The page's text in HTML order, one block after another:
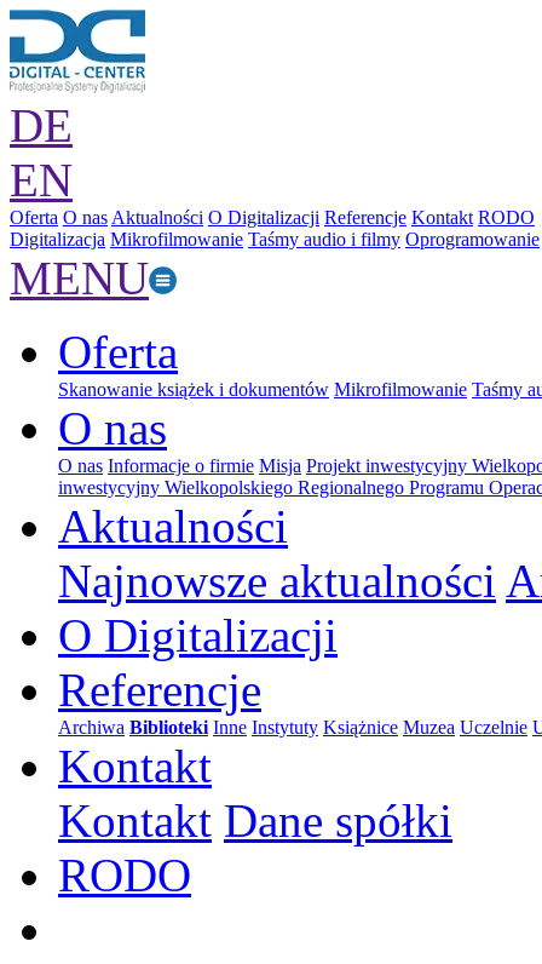
DE
EN
Oferta O nas Aktualności O Digitalizacji Referencje Kontakt RODO
Digitalizacja Mikrofilmowanie Taśmy audio i filmy Oprogramowanie
MENU
Oferta
Skanowanie książek i dokumentów Mikrofilmowanie Taśmy
O nas
O nas Informacje o firmie Misja Projekt inwestycyjny
inwestycyjny Wielkopolskiego Regionalnego Programu
Aktualności
Najnowsze aktualności
O Digitalizacji
Referencje
Archiwa Biblioteki Inne Instytuty Książnice Muzea Uczelnie
Kontakt
Kontakt Dane spółki
RODO